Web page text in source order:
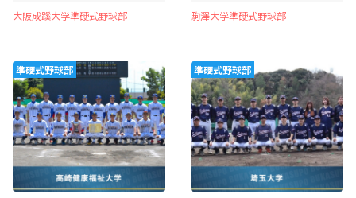
大阪成蹊大学準硬式野球部 駒澤大学準硬式野球部
準硬式野球部 準硬式野球部